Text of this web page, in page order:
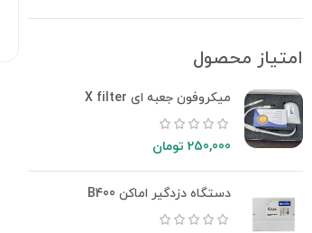
امتیاز محصول
میکروفون جعبه ای X filter
250,000 تومان
دستگاه دزدگیر اماکن B400